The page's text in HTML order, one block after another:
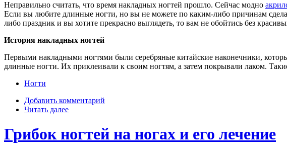
Неправильно считать, что время накладных ногтей прошло. Сейчас модно
Если вы любите длинные ногти, но вы не можете по каким-либо причинам
либо праздник и вы хотите прекрасно выглядеть, то вам не обойтись без
История накладных ногтей
Первыми накладными ногтями были серебряные китайские наконечники,
длинные ногти. Их приклеивали к своим ногтям, а затем покрывали лаком.
Ногти
Добавить комментарий
Читать далее
Грибок ногтей на ногах и его лечение